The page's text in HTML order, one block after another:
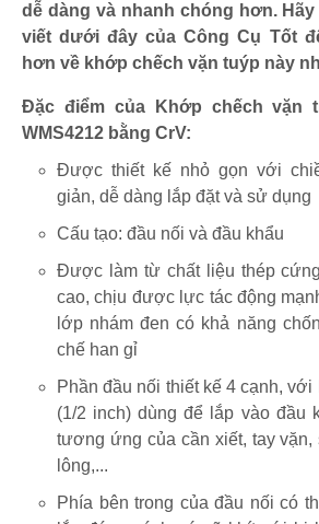
dễ dàng và nhanh chóng hơn.
viết dưới đây của Công Cụ Tốt
hơn về khớp chếch vặn tuýp này
Đặc điểm của Khớp chếch vặn
WMS4212 bằng CrV:
Được thiết kế nhỏ gọn với
giản, dễ dàng lắp đặt và sử dụng
Cấu tạo: đầu nối và đầu khẩu
Được làm từ chất liệu thép
cao, chịu được lực tác động
lớp nhám đen có khả năng
chế han gỉ
Phần đầu nối thiết kế 4 cạnh,
(1/2 inch) dùng để lắp vào đầu
tương ứng của cần xiết, tay vặn,
lông,...
Phía bên trong của đầu nối có